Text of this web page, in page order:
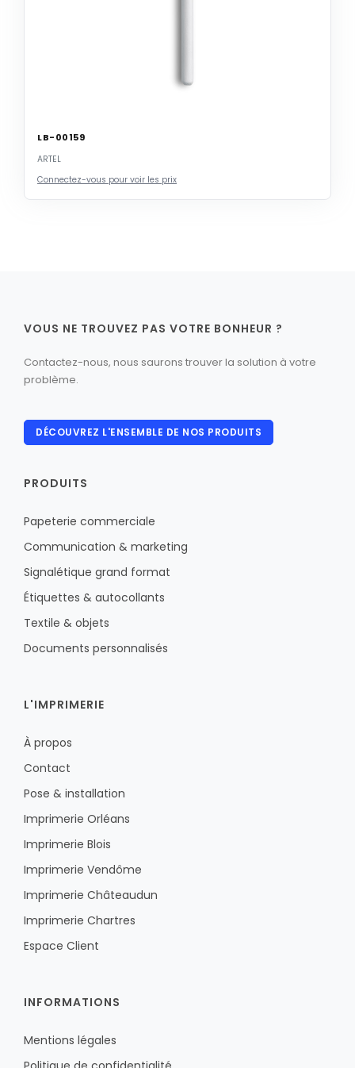
LB-00159
ARTEL
Connectez-vous pour voir les prix
VOUS NE TROUVEZ PAS VOTRE BONHEUR ?
Contactez-nous, nous saurons trouver la solution à votre
problème.
DÉCOUVREZ L'ENSEMBLE DE NOS PRODUITS
PRODUITS
Papeterie commerciale
Communication & marketing
Signalétique grand format
Étiquettes & autocollants
Textile & objets
Documents personnalisés
L'IMPRIMERIE
À propos
Contact
Pose & installation
Imprimerie Orléans
Imprimerie Blois
Imprimerie Vendôme
Imprimerie Châteaudun
Imprimerie Chartres
Espace Client
INFORMATIONS
Mentions légales